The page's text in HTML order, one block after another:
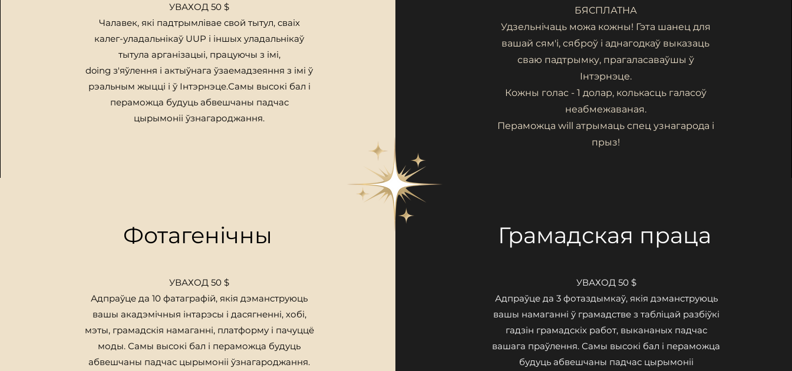
УВАХОД 50 $
Чалавек, які падтрымлівае свой тытул, сваіх
калег-уладальнікаў UUP і іншых уладальнікаў
тытула арганізацыі, працуючы з імі,
doingз'яўлення і актыўнага ўзаемадзеяння з імі ў
рэальным жыцці і ў Інтэрнэце.Самы высокі бал і
пераможца будуць абвешчаны падчас
цырымоніі ўзнагароджання.
БЯСПЛАТНА
Удзельнічаць можа кожны! Гэта шанец для
вашай сям'і, сяброў і аднагодкаў выказаць
сваю падтрымку, прагаласаваўшы ў
Інтэрнэце.
Кожны голас - 1 долар, колькасць галасоў
неабмежаваная.
Пераможца will атрымаць спец узнагарода і
прыз!
Фотагенічны
УВАХОД 50 $
Адпраўце да 10 фатаграфій, якія дэманструюць
вашы акадэмічныя інтарэсы і дасягненні, хобі,
мэты, грамадскія намаганні, платформу і пачуццё
моды. Самы высокі бал і пераможца будуць
абвешчаны падчас цырымоніі ўзнагароджання.
Грамадская праца
УВАХОД 50 $
Адпраўце да 3 фотаздымкаў, якія дэманструюць
вашы намаганні ў грамадстве з табліцай разбіўкі
гадзін грамадскіх работ, выкананых падчас
вашага праўлення. Самы высокі бал і пераможца
будуць абвешчаны падчас цырымоніі